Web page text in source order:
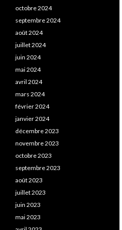
octobre 2024
septembre 2024
août 2024
juillet 2024
juin 2024
mai 2024
avril 2024
mars 2024
février 2024
janvier 2024
décembre 2023
novembre 2023
octobre 2023
septembre 2023
août 2023
juillet 2023
juin 2023
mai 2023